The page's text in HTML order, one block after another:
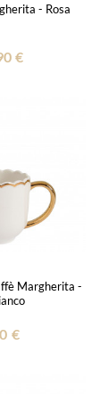
- Rosa
€
Margherita -
€